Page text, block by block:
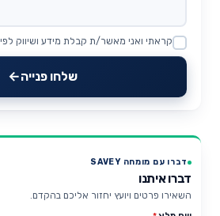
Website
קראתי ואני מאשר/ת קבלת מידע ושיווק לפי
שלחו פנייה
דברו עם מומחה SAVEY
דברו איתנו
השאירו פרטים ויועץ יחזור אליכם בהקדם.